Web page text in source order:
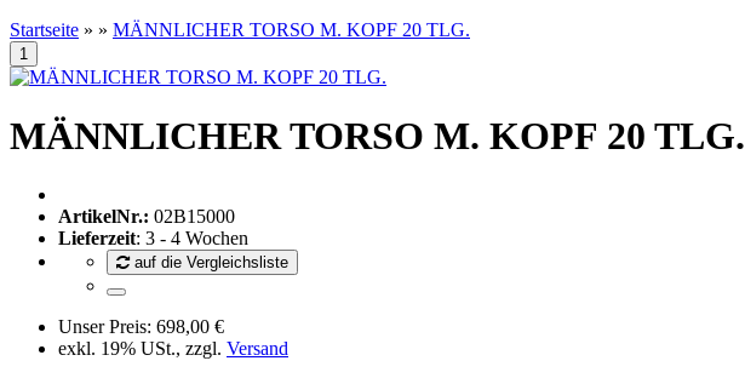
Startseite » » MÄNNLICHER TORSO M. KOPF 20 TLG.
MÄNNLICHER TORSO M. KOPF 20 TLG.
ArtikelNr.: 02B15000
Lieferzeit: 3 - 4 Wochen
auf die Vergleichsliste
Unser Preis: 698,00 €
exkl. 19% USt., zzgl. Versand